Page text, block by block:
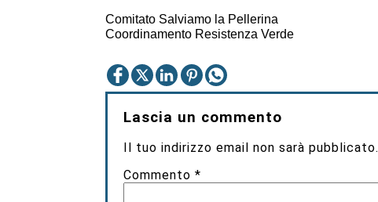
Comitato Salviamo la Pellerina
Coordinamento Resistenza Verde
Lascia un commento
Il tuo indirizzo email non sarà pubblicato.
Commento*